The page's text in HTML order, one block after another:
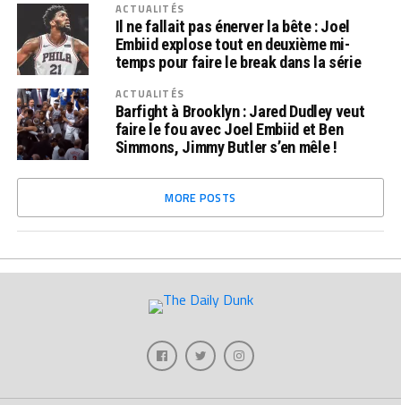
ACTUALITÉS
Il ne fallait pas énerver la bête : Joel
Embiid explose tout en deuxième mi-
temps pour faire le break dans la série
ACTUALITÉS
Barfight à Brooklyn : Jared Dudley veut
faire le fou avec Joel Embiid et Ben
Simmons, Jimmy Butler s’en mêle !
MORE POSTS